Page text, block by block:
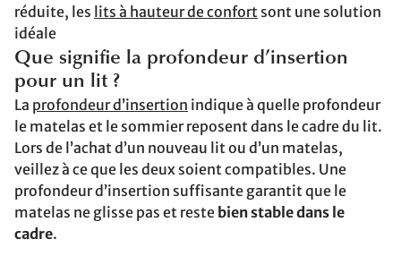
réduite, les lits à hauteur de confort sont une solution
idéale
Que signifie la profondeur d’insertion
pour un lit ?
La profondeur d’insertion indique à quelle profondeur
le matelas et le sommier reposent dans le cadre du lit.
Lors de l’achat d’un nouveau lit ou d’un matelas,
veillez à ce que les deux soient compatibles. Une
profondeur d’insertion suffisante garantit que le
matelas ne glisse pas et reste bien stable dans le
cadre.